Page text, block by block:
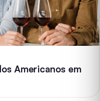
Americanos em